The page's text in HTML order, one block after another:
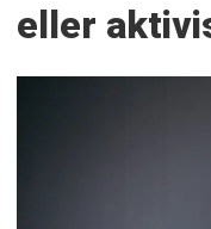
eller